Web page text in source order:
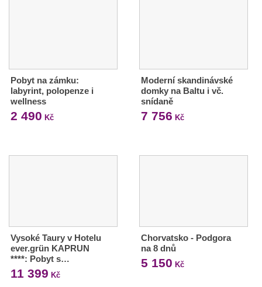
Pobyt na zámku:
labyrint, polopenze i
wellness
2 490 Kč
Moderní skandinávské
domky na Baltu i vč.
snídaně
7 756 Kč
Vysoké Taury v Hotelu
ever.grün KAPRUN
****: Pobyt s…
11 399 Kč
Chorvatsko - Podgora
na 8 dnů
5 150 Kč